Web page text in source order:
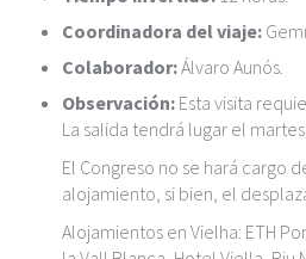
Coordinadora del viaje:
Colaborador:Álvaro Aunós.
Observación:Esta visita
La salida tendrá lugar el
El Congreso no se hará cargo
alojamiento, si bien, el
Alojamientos en Vielha: ETH